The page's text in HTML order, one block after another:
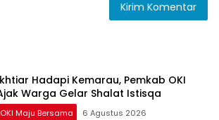
Hadapi Kemarau, Pemkab OKI
Warga Gelar Shalat Istisqa
OKI Maju Bersama 6 Agustus 2026